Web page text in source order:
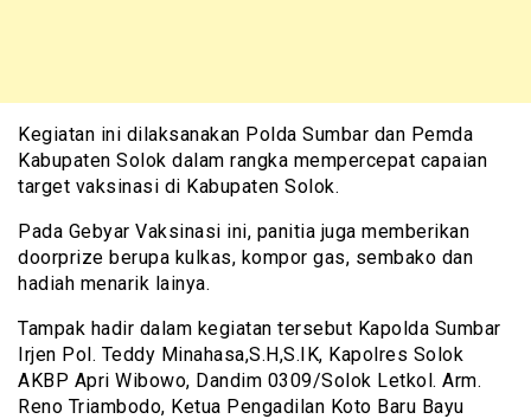
Kegiatan ini dilaksanakan Polda Sumbar dan Pemda
Kabupaten Solok dalam rangka mempercepat capaian
target vaksinasi di Kabupaten Solok.
Pada Gebyar Vaksinasi ini, panitia juga memberikan
doorprize berupa kulkas, kompor gas, sembako dan
hadiah menarik lainya.
Tampak hadir dalam kegiatan tersebut Kapolda Sumbar
Irjen Pol. Teddy Minahasa,S.H,S.IK, Kapolres Solok
AKBP Apri Wibowo, Dandim 0309/Solok Letkol. Arm.
Reno Triambodo, Ketua Pengadilan Koto Baru Bayu